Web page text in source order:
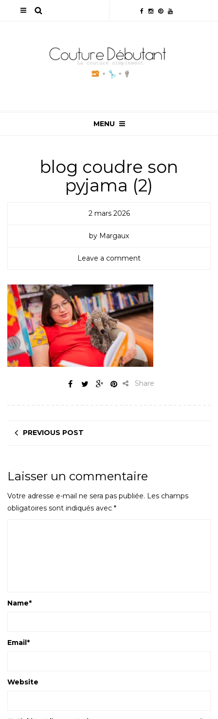
MENU
blog coudre son
pyjama (2)
2 mars 2026
by Margaux
Leave a comment
Share
PREVIOUS POST
Laisser un commentaire
Votre adresse e-mail ne sera pas publiée. Les champs
obligatoires sont indiqués avec *
Name*
Email*
Website